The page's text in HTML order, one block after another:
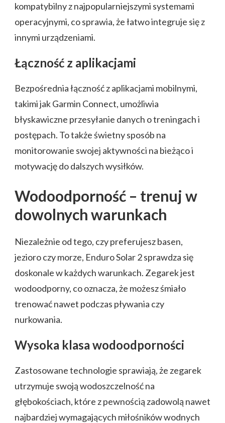
kompatybilny z najpopularniejszymi systemami
operacyjnymi, co sprawia, że łatwo integruje się z
innymi urządzeniami.
Łączność z aplikacjami
Bezpośrednia łączność z aplikacjami mobilnymi,
takimi jak Garmin Connect, umożliwia
błyskawiczne przesyłanie danych o treningach i
postępach. To także świetny sposób na
monitorowanie swojej aktywności na bieżąco i
motywację do dalszych wysiłków.
Wodoodporność – trenuj w
dowolnych warunkach
Niezależnie od tego, czy preferujesz basen,
jezioro czy morze, Enduro Solar 2 sprawdza się
doskonale w każdych warunkach. Zegarek jest
wodoodporny, co oznacza, że możesz śmiało
trenować nawet podczas pływania czy
nurkowania.
Wysoka klasa wodoodporności
Zastosowane technologie sprawiają, że zegarek
utrzymuje swoją wodoszczelność na
głębokościach, które z pewnością zadowolą nawet
najbardziej wymagających miłośników wodnych